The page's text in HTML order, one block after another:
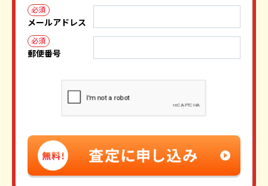
必須
メールアドレス
必須
郵便番号